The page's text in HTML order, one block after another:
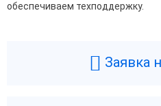
обеспечиваем техподдержку.
Заявка